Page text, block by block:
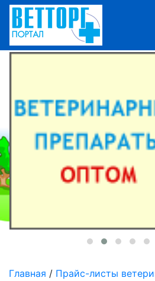
Главная / Прайс-листы